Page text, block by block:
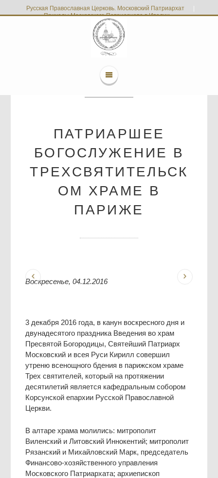
Русская Православная Церковь. Московский Патриархат
Приходы Московского Патриархата в Италии
ПАТРИАРШЕЕ
БОГОСЛУЖЕНИЕ В
ТРЕХСВЯТИТЕЛЬСК
ОМ ХРАМЕ В
ПАРИЖЕ
Воскресенье, 04.12.2016
3 декабря 2016 года, в канун воскресного дня и
двунадесятого праздника Введения во храм
Пресвятой Богородицы, Святейший Патриарх
Московский и всея Руси Кирилл совершил
утреню всенощного бдения в парижском храме
Трех святителей, который на протяжении
десятилетий является кафедральным собором
Корсунской епархии Русской Православной
Церкви.
В алтаре храма молились: митрополит
Виленский и Литовский Иннокентий; митрополит
Рязанский и Михайловский Марк, председатель
Финансово-хозяйственного управления
Московского Патриархата; архиепископ